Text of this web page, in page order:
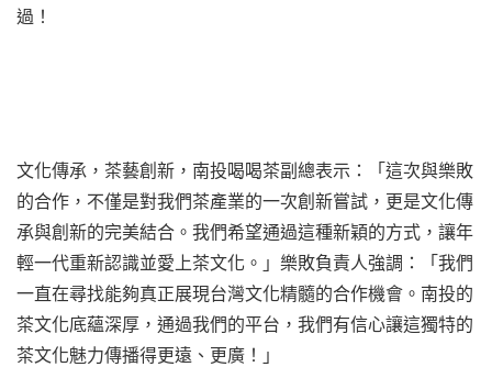
過！
文化傳承，茶藝創新，南投喝喝茶副總表示：「這次與樂敗
的合作，不僅是對我們茶產業的一次創新嘗試，更是文化傳
承與創新的完美結合。我們希望通過這種新穎的方式，讓年
輕一代重新認識並愛上茶文化。」樂敗負責人強調：「我們
一直在尋找能夠真正展現台灣文化精髓的合作機會。南投的
茶文化底蘊深厚，通過我們的平台，我們有信心讓這獨特的
茶文化魅力傳播得更遠、更廣！」